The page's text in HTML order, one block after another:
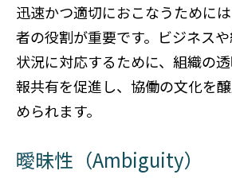
迅速かつ適切におこなうために
者の役割が重要です。ビジネス
状況に対応するために、組織の
報共有を促進し、協働の文化を
められます。
曖昧性（Ambiguity）